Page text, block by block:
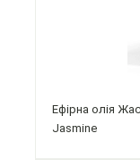
Ефірна олія
Jasmine